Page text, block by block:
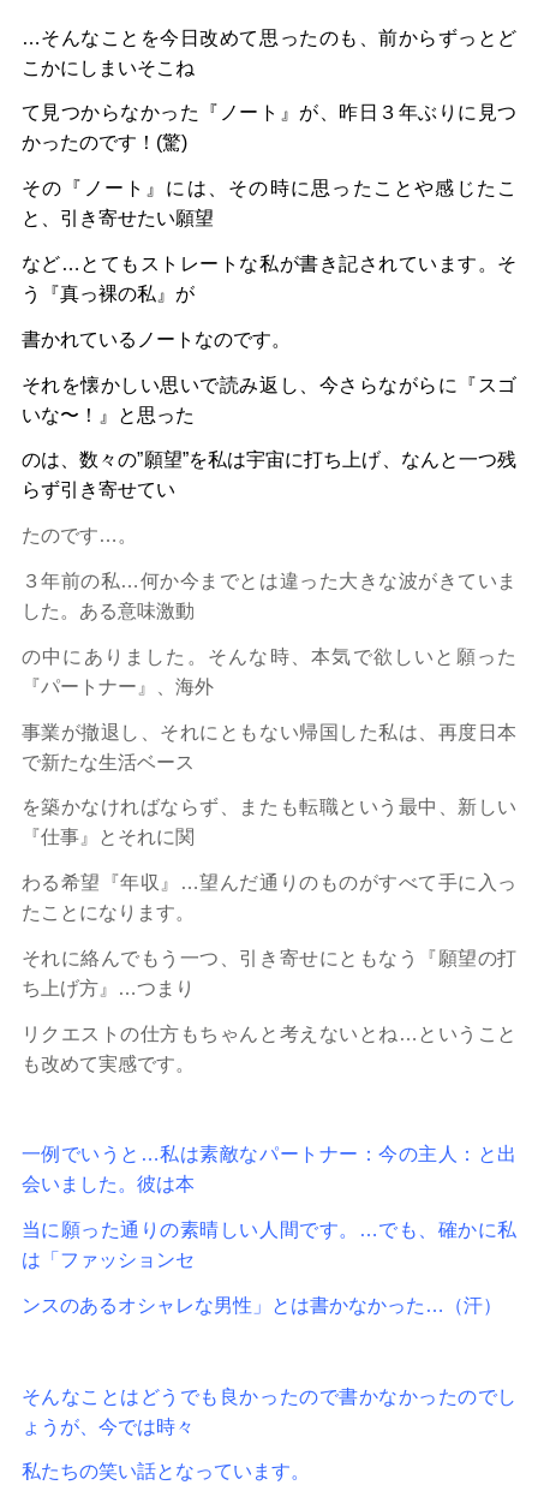
…そんなことを今日改めて思ったのも、前からずっとど
こかにしまいそこね
て見つからなかった『ノート』が、昨日３年ぶりに見つ
かったのです！(驚)
その『ノート』には、その時に思ったことや感じたこ
と、引き寄せたい願望
など…とてもストレートな私が書き記されています。そ
う『真っ裸の私』が
書かれているノートなのです。
それを懐かしい思いで読み返し、今さらながらに『スゴ
いな〜！』と思った
のは、数々の”願望”を私は宇宙に打ち上げ、なんと一つ残
らず引き寄せてい
たのです…。
３年前の私…何か今までとは違った大きな波がきていま
した。ある意味激動
の中にありました。そんな時、本気で欲しいと願った
『パートナー』、海外
事業が撤退し、それにともない帰国した私は、再度日本
で新たな生活ベース
を築かなければならず、またも転職という最中、新しい
『仕事』とそれに関
わる希望『年収』…望んだ通りのものがすべて手に入っ
たことになります。
それに絡んでもう一つ、引き寄せにともなう『願望の打
ち上げ方』…つまり
リクエストの仕方もちゃんと考えないとね…ということ
も改めて実感です。
一例でいうと…私は素敵なパートナー：今の主人：と出
会いました。彼は本
当に願った通りの素晴しい人間です。…でも、確かに私
は「ファッションセ
ンスのあるオシャレな男性」とは書かなかった…（汗）
そんなことはどうでも良かったので書かなかったのでし
ょうが、今では時々
私たちの笑い話となっています。